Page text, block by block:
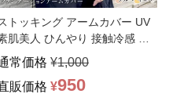
トッキング アームカバー UV
肌美人 ひんやり 接触冷感 極
美腕 美肌…
常価格 ¥1,000
販価格 ¥950